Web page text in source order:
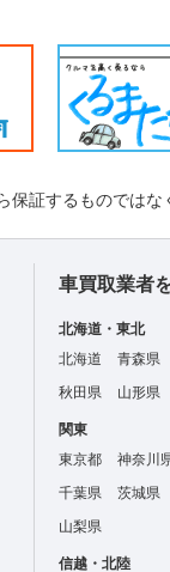
証するものではな
車買取業者
北海道・東北
北海道
青森県
秋田県
山形県
関東
東京都
神奈川
千葉県
茨城県
山梨県
信越・北陸